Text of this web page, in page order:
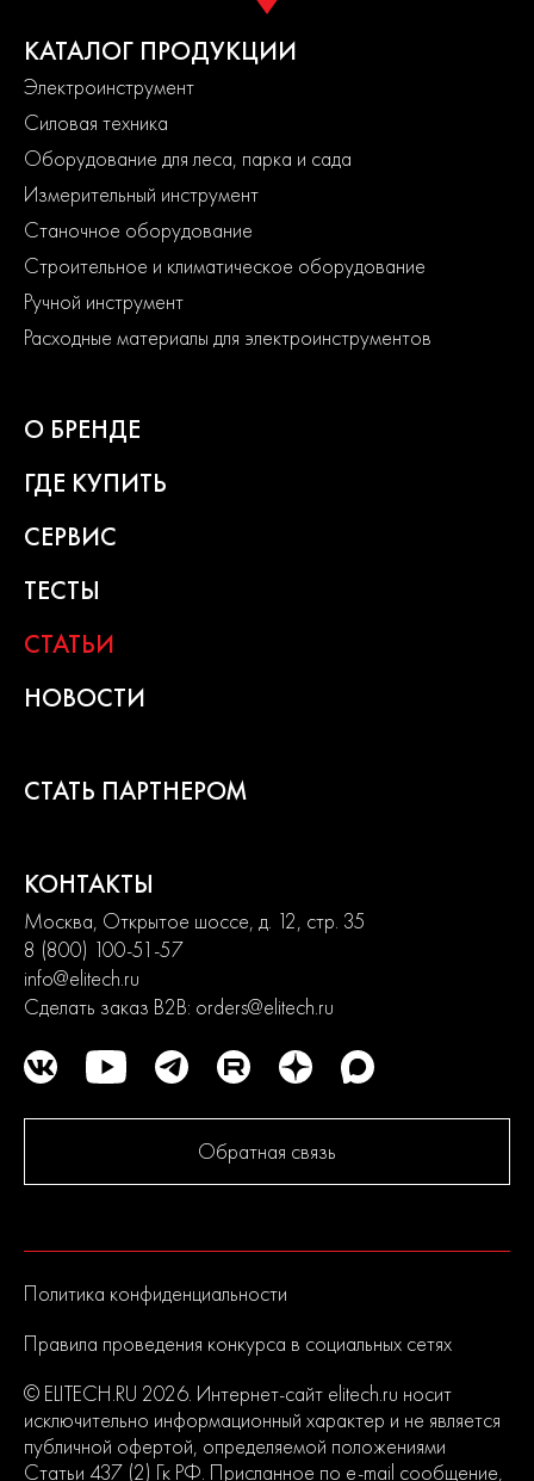
КАТАЛОГ ПРОДУКЦИИ
Электроинструмент
Силовая техника
Оборудование для леса, парка и сада
Измерительный инструмент
Станочное оборудование
Строительное и климатическое оборудование
Ручной инструмент
Расходные материалы для электроинструментов
О БРЕНДЕ
ГДЕ КУПИТЬ
СЕРВИС
ТЕСТЫ
СТАТЬИ
НОВОСТИ
СТАТЬ ПАРТНЕРОМ
КОНТАКТЫ
Москва, Открытое шоссе, д. 12, стр. 35
8 (800) 100-51-57
info@elitech.ru
Сделать заказ B2B: orders@elitech.ru
Обратная связь
Политика конфиденциальности
Правила проведения конкурса в социальных сетях
© ELITECH.RU 2026. Интернет-сайт elitech.ru носит
исключительно информационный характер и не является
публичной офертой, определяемой положениями
Статьи 437 (2) Гк РФ. Присланное по e-mail сообщение,